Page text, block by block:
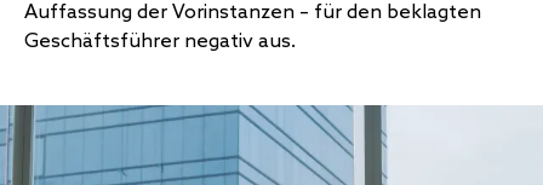
Auffassung der Vorinstanzen – für den beklagten
Geschäftsführer negativ aus.